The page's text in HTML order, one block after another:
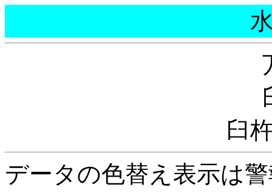
臼
データの色替え表示は